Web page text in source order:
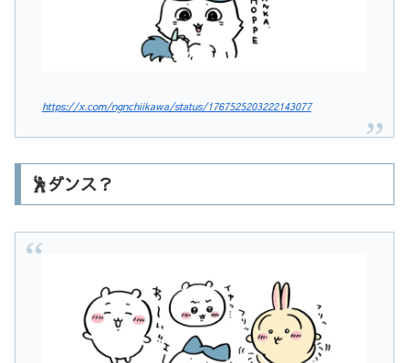
https://x.com/ngnchiikawa/status/1767525203222143077
🕺ダンス？